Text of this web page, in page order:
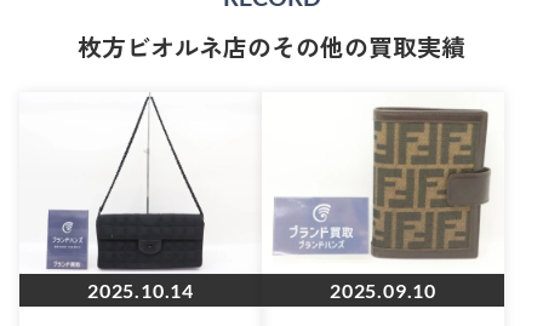
枚方ビオルネ店のその他の買取実績
2025.10.14 2025.09.10